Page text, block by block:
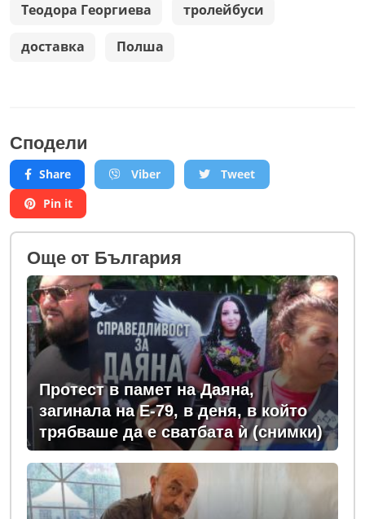
Теодора Георгиева тролейбуси
доставка Полша
Сподели
Share Viber
Tweet
Pin it
Oще от България
Протест в памет на Даяна,
загинала на Е-79, в деня, в който
трябваше да е сватбата ѝ (снимки)